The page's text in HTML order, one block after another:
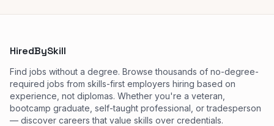
HiredBySkill
Find jobs without a degree. Browse thousands of no-degree-
required jobs from skills-first employers hiring based on
experience, not diplomas. Whether you're a veteran,
bootcamp graduate, self-taught professional, or tradesperson
— discover careers that value skills over credentials.